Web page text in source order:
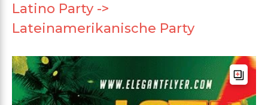
Latino Party ->
Lateinamerikanische Party